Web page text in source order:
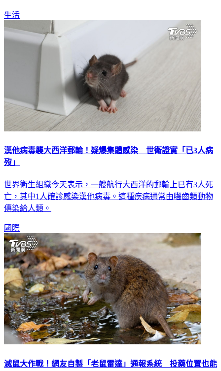
生活
漢他病毒襲大西洋郵輪！疑爆集體感染 世衛證實「已3人病
歿」
世界衛生組織今天表示，一艘航行大西洋的郵輪上已有3人死
亡，其中1人確診感染漢他病毒。這種疾病通常由囓齒類動物
傳染給人類。
國際
滅鼠大作戰！網友自製「老鼠雷達」通報系統 投藥位置也能